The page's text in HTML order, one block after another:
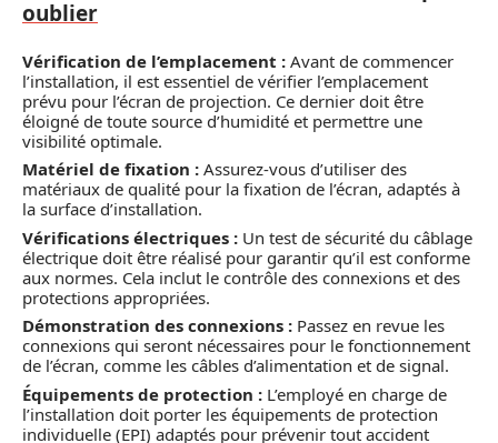
oublier
Vérification de l’emplacement : Avant de commencer
l’installation, il est essentiel de vérifier l’emplacement
prévu pour l’écran de projection. Ce dernier doit être
éloigné de toute source d’humidité et permettre une
visibilité optimale.
Matériel de fixation : Assurez-vous d’utiliser des
matériaux de qualité pour la fixation de l’écran, adaptés à
la surface d’installation.
Vérifications électriques : Un test de sécurité du câblage
électrique doit être réalisé pour garantir qu’il est conforme
aux normes. Cela inclut le contrôle des connexions et des
protections appropriées.
Démonstration des connexions : Passez en revue les
connexions qui seront nécessaires pour le fonctionnement
de l’écran, comme les câbles d’alimentation et de signal.
Équipements de protection : L’employé en charge de
l’installation doit porter les équipements de protection
individuelle (EPI) adaptés pour prévenir tout accident